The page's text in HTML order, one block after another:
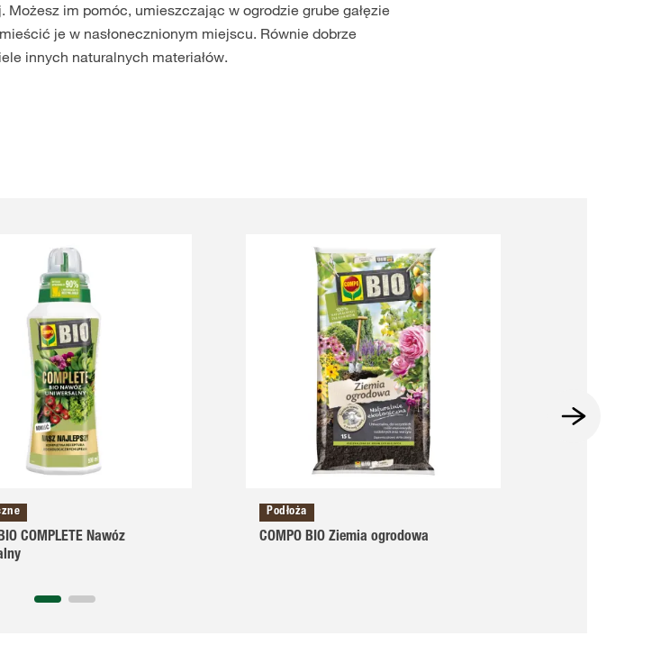
im pomóc, umieszczając w ogrodzie grube gałęzie
je w nasłonecznionym miejscu. Równie dobrze
innych naturalnych materiałów.
COMPLETE Nawóz
Podłoża
COMPO BIO Ziemia ogrodowa